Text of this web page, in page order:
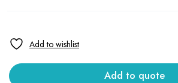
Add to quote